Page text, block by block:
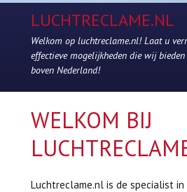
LUCHTRECLAME.NL
Welkom op luchtreclame.nl! Laat u
effectieve mogelijkheden die wij
boven Nederland!
WELKOM BIJ
Luchtreclame.nl is de specialist in